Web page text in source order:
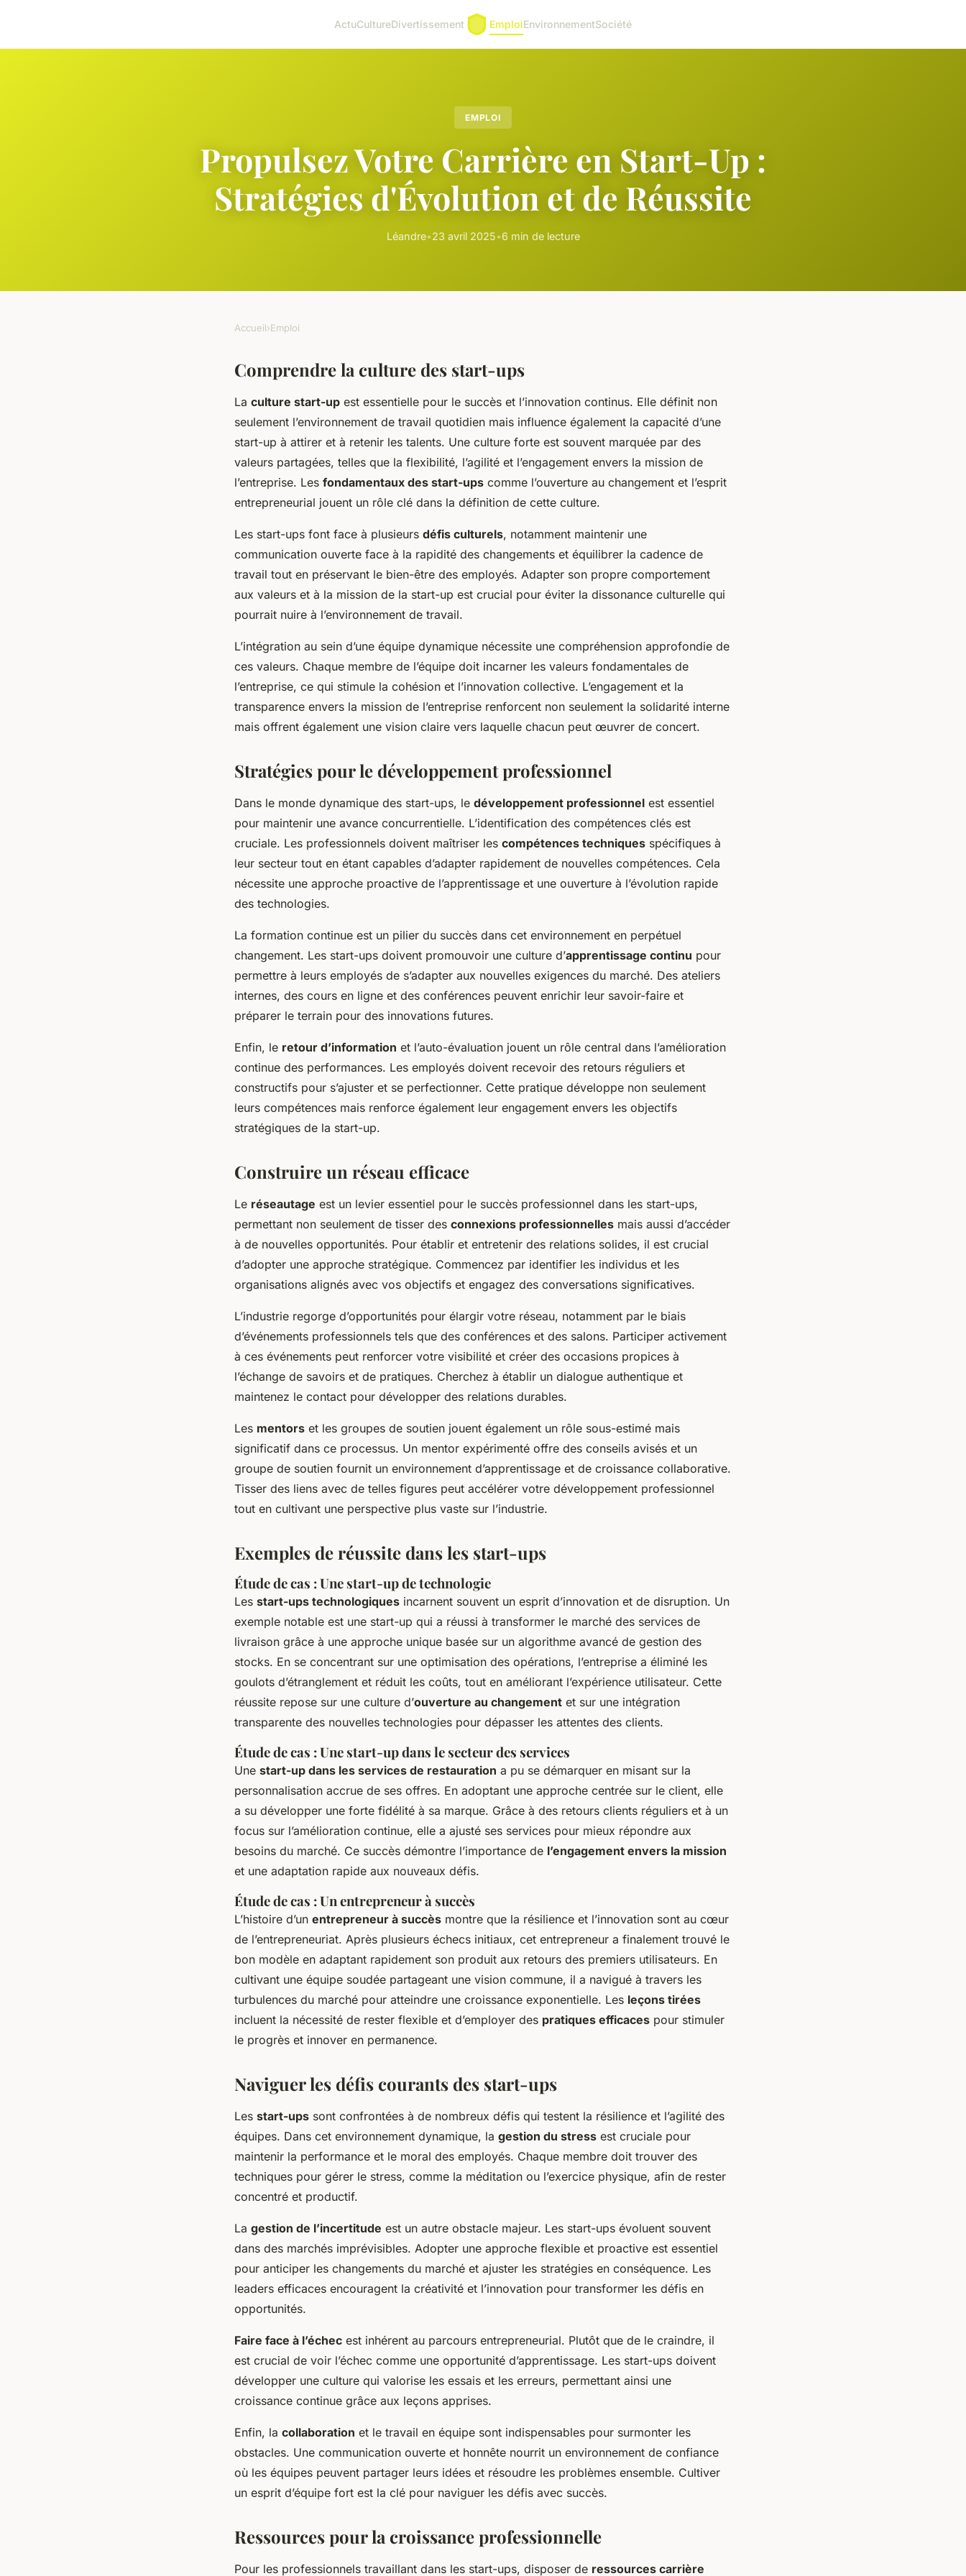
ActuCultureDivertissement EmploiEnvironnementSociété
EMPLOI
Propulsez Votre Carrière en Start-Up :
Stratégies d'Évolution et de Réussite
Léandre•23 avril 2025•6 min de lecture
Accueil›Emploi
Comprendre la culture des start-ups
La culture start-up est essentielle pour le succès et l’innovation continus. Elle définit non
seulement l’environnement de travail quotidien mais influence également la capacité d’une
start-up à attirer et à retenir les talents. Une culture forte est souvent marquée par des
valeurs partagées, telles que la flexibilité, l’agilité et l’engagement envers la mission de
l’entreprise. Les fondamentaux des start-ups comme l’ouverture au changement et l’esprit
entrepreneurial jouent un rôle clé dans la définition de cette culture.
Les start-ups font face à plusieurs défis culturels, notamment maintenir une
communication ouverte face à la rapidité des changements et équilibrer la cadence de
travail tout en préservant le bien-être des employés. Adapter son propre comportement
aux valeurs et à la mission de la start-up est crucial pour éviter la dissonance culturelle qui
pourrait nuire à l’environnement de travail.
L’intégration au sein d’une équipe dynamique nécessite une compréhension approfondie de
ces valeurs. Chaque membre de l’équipe doit incarner les valeurs fondamentales de
l’entreprise, ce qui stimule la cohésion et l’innovation collective. L’engagement et la
transparence envers la mission de l’entreprise renforcent non seulement la solidarité interne
mais offrent également une vision claire vers laquelle chacun peut œuvrer de concert.
Stratégies pour le développement professionnel
Dans le monde dynamique des start-ups, le développement professionnel est essentiel
pour maintenir une avance concurrentielle. L’identification des compétences clés est
cruciale. Les professionnels doivent maîtriser les compétences techniques spécifiques à
leur secteur tout en étant capables d’adapter rapidement de nouvelles compétences. Cela
nécessite une approche proactive de l’apprentissage et une ouverture à l’évolution rapide
des technologies.
La formation continue est un pilier du succès dans cet environnement en perpétuel
changement. Les start-ups doivent promouvoir une culture d’apprentissage continu pour
permettre à leurs employés de s’adapter aux nouvelles exigences du marché. Des ateliers
internes, des cours en ligne et des conférences peuvent enrichir leur savoir-faire et
préparer le terrain pour des innovations futures.
Enfin, le retour d’information et l’auto-évaluation jouent un rôle central dans l’amélioration
continue des performances. Les employés doivent recevoir des retours réguliers et
constructifs pour s’ajuster et se perfectionner. Cette pratique développe non seulement
leurs compétences mais renforce également leur engagement envers les objectifs
stratégiques de la start-up.
Construire un réseau efficace
Le réseautage est un levier essentiel pour le succès professionnel dans les start-ups,
permettant non seulement de tisser des connexions professionnelles mais aussi d’accéder
à de nouvelles opportunités. Pour établir et entretenir des relations solides, il est crucial
d’adopter une approche stratégique. Commencez par identifier les individus et les
organisations alignés avec vos objectifs et engagez des conversations significatives.
L’industrie regorge d’opportunités pour élargir votre réseau, notamment par le biais
d’événements professionnels tels que des conférences et des salons. Participer activement
à ces événements peut renforcer votre visibilité et créer des occasions propices à
l’échange de savoirs et de pratiques. Cherchez à établir un dialogue authentique et
maintenez le contact pour développer des relations durables.
Les mentors et les groupes de soutien jouent également un rôle sous-estimé mais
significatif dans ce processus. Un mentor expérimenté offre des conseils avisés et un
groupe de soutien fournit un environnement d’apprentissage et de croissance collaborative.
Tisser des liens avec de telles figures peut accélérer votre développement professionnel
tout en cultivant une perspective plus vaste sur l’industrie.
Exemples de réussite dans les start-ups
Étude de cas : Une start-up de technologie
Les start-ups technologiques incarnent souvent un esprit d’innovation et de disruption. Un
exemple notable est une start-up qui a réussi à transformer le marché des services de
livraison grâce à une approche unique basée sur un algorithme avancé de gestion des
stocks. En se concentrant sur une optimisation des opérations, l’entreprise a éliminé les
goulots d’étranglement et réduit les coûts, tout en améliorant l’expérience utilisateur. Cette
réussite repose sur une culture d’ouverture au changement et sur une intégration
transparente des nouvelles technologies pour dépasser les attentes des clients.
Étude de cas : Une start-up dans le secteur des services
Une start-up dans les services de restauration a pu se démarquer en misant sur la
personnalisation accrue de ses offres. En adoptant une approche centrée sur le client, elle
a su développer une forte fidélité à sa marque. Grâce à des retours clients réguliers et à un
focus sur l’amélioration continue, elle a ajusté ses services pour mieux répondre aux
besoins du marché. Ce succès démontre l’importance de l’engagement envers la mission
et une adaptation rapide aux nouveaux défis.
Étude de cas : Un entrepreneur à succès
L’histoire d’un entrepreneur à succès montre que la résilience et l’innovation sont au cœur
de l’entrepreneuriat. Après plusieurs échecs initiaux, cet entrepreneur a finalement trouvé le
bon modèle en adaptant rapidement son produit aux retours des premiers utilisateurs. En
cultivant une équipe soudée partageant une vision commune, il a navigué à travers les
turbulences du marché pour atteindre une croissance exponentielle. Les leçons tirées
incluent la nécessité de rester flexible et d’employer des pratiques efficaces pour stimuler
le progrès et innover en permanence.
Naviguer les défis courants des start-ups
Les start-ups sont confrontées à de nombreux défis qui testent la résilience et l’agilité des
équipes. Dans cet environnement dynamique, la gestion du stress est cruciale pour
maintenir la performance et le moral des employés. Chaque membre doit trouver des
techniques pour gérer le stress, comme la méditation ou l’exercice physique, afin de rester
concentré et productif.
La gestion de l’incertitude est un autre obstacle majeur. Les start-ups évoluent souvent
dans des marchés imprévisibles. Adopter une approche flexible et proactive est essentiel
pour anticiper les changements du marché et ajuster les stratégies en conséquence. Les
leaders efficaces encouragent la créativité et l’innovation pour transformer les défis en
opportunités.
Faire face à l’échec est inhérent au parcours entrepreneurial. Plutôt que de le craindre, il
est crucial de voir l’échec comme une opportunité d’apprentissage. Les start-ups doivent
développer une culture qui valorise les essais et les erreurs, permettant ainsi une
croissance continue grâce aux leçons apprises.
Enfin, la collaboration et le travail en équipe sont indispensables pour surmonter les
obstacles. Une communication ouverte et honnête nourrit un environnement de confiance
où les équipes peuvent partager leurs idées et résoudre les problèmes ensemble. Cultiver
un esprit d’équipe fort est la clé pour naviguer les défis avec succès.
Ressources pour la croissance professionnelle
Pour les professionnels travaillant dans les start-ups, disposer de ressources carrière